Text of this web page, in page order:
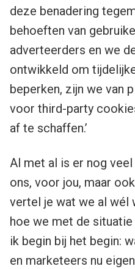
deze benadering
behoeften van
adverteerders en we
ontwikkeld om
beperken, zijn we van
voor third-party
af te schaffen.’
Al met al is er nog
ons, voor jou, maar
vertel je wat we al wél
hoe we met de
ik begin bij het begin:
en marketeers nu